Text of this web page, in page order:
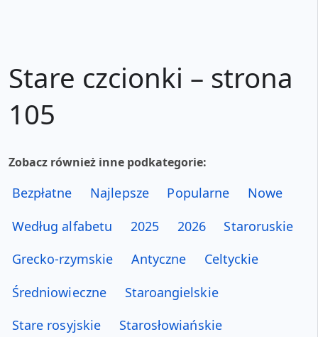
Stare czcionki – strona
105
Zobacz również inne podkategorie:
Bezpłatne Najlepsze Popularne
Nowe
Według alfabetu
2025 2026
Staroruskie
Grecko-rzymskie
Antyczne
Celtyckie
Średniowieczne
Staroangielskie
Stare rosyjskie
Starosłowiańskie